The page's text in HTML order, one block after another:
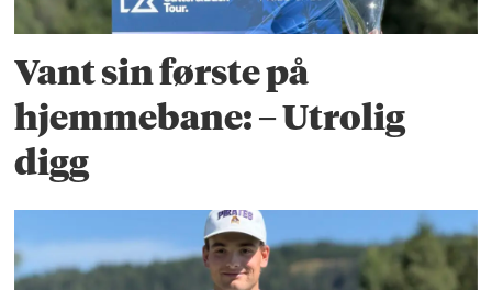
Vant sin første på
hjemmebane: – Utrolig
digg